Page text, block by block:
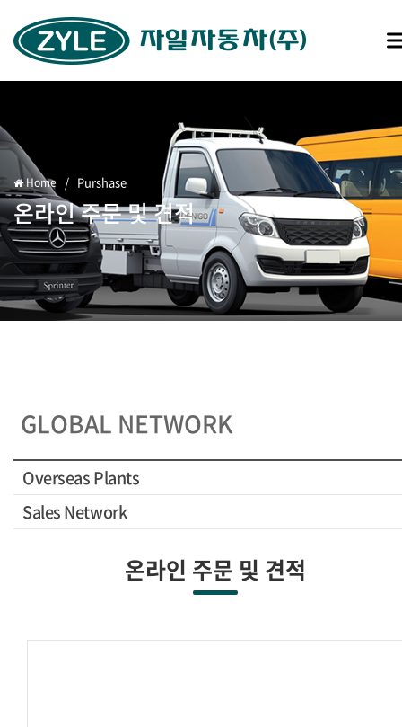
Home / Purshase
온라인 주문 및 견적
GLOBAL NETWORK
Overseas Plants
Sales Network
온라인 주문 및 견적